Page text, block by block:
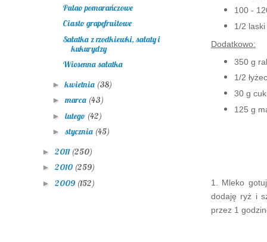
100 -
1/2
Dodatkowo:
350 g
1/2
30 g
125 g
1. Mleko
dodaję ryż i
przez 1
Pulao pomarańczowe
Ciasto grapefruitowe
Sałatka z rzodkiewki, sałaty i
kukurydzy
Wiosenna sałatka
►kwietnia (38)
►marca (43)
► lutego (42)
► stycznia (45)
► 2011 (250)
► 2010 (259)
► 2009 (152)